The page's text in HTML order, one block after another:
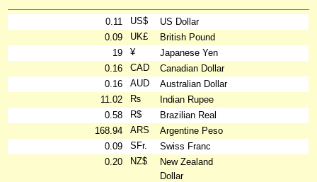
0.11 US$
US Dollar
0.09
UK£
British Pound
19
¥
Japanese Yen
0.16
CAD
Canadian Dollar
0.16
AUD
Australian Dollar
11.02
₨
Indian Rupee
0.58
R$
Brazilian Real
168.94
ARS
Argentine Peso
0.09
SFr.
Swiss Franc
0.20
NZ$
New Zealand
Dollar